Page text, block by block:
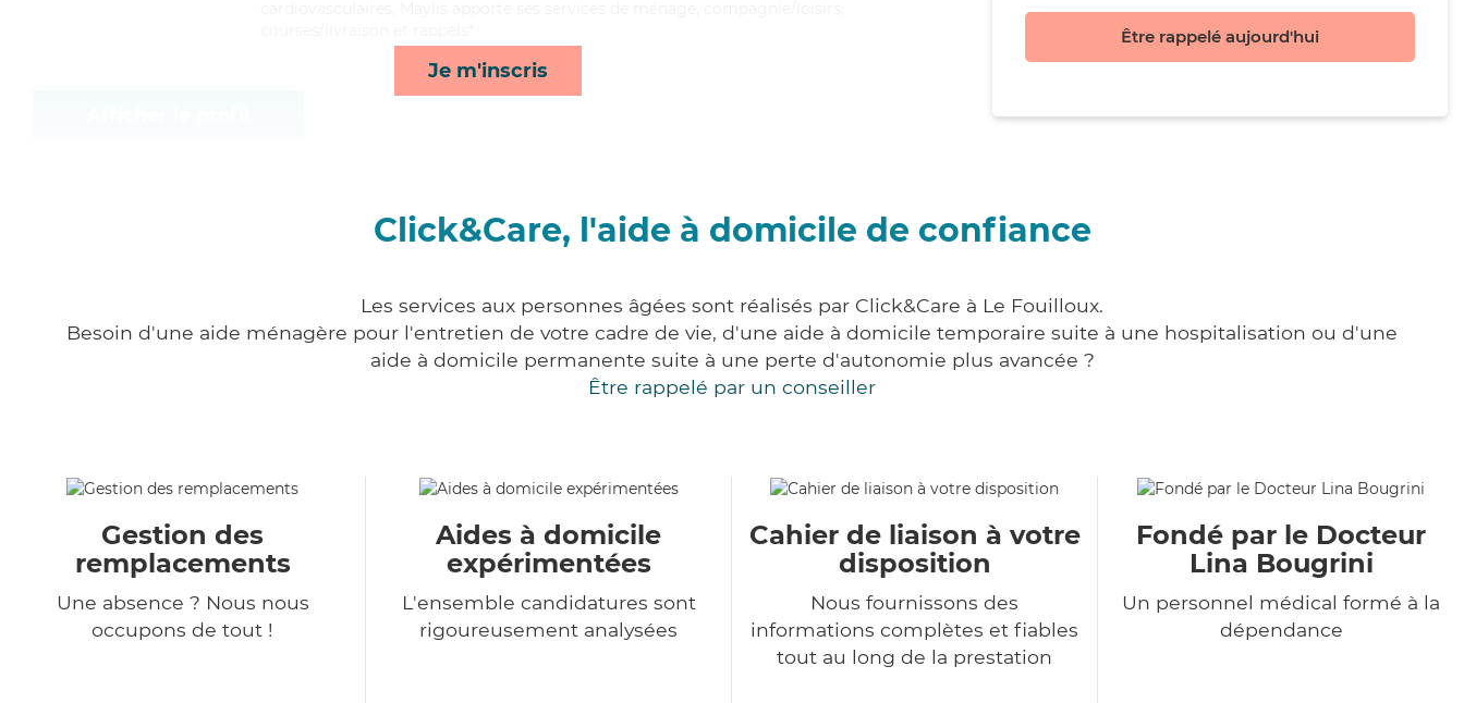
Je m'inscris
Être rappelé aujourd'hui
Click&Care, l'aide à domicile de confiance
Les services aux personnes âgées sont réalisés par Click&Care à Le Fouilloux.
Besoin d'une aide ménagère pour l'entretien de votre cadre de vie, d'une aide à domicile temporaire suite à une hospitalisation ou d'une
aide à domicile permanente suite à une perte d'autonomie plus avancée ?
Être rappelé par un conseiller
Gestion des
remplacements
Une absence ? Nous nous
occupons de tout !
Aides à domicile
expérimentées
L'ensemble candidatures sont
rigoureusement analysées
Cahier de liaison à votre
disposition
Nous fournissons des
informations complètes et fiables
tout au long de la prestation
Fondé par le Docteur
Lina Bougrini
Un personnel médical formé à la
dépendance